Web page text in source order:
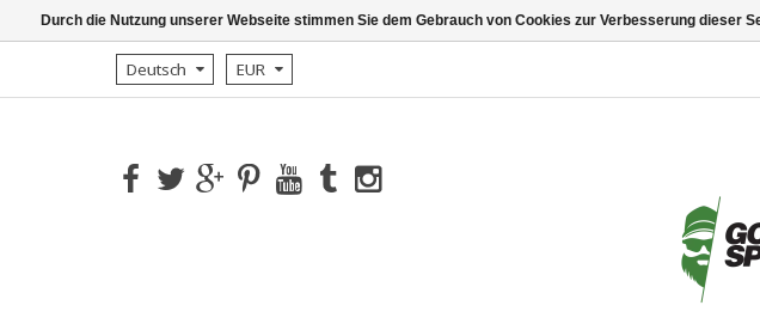
Deutsch EUR
Durch die Nutzung unserer Webseite stimmen Sie dem Gebrauch von Cookies zur Verbesserung dieser